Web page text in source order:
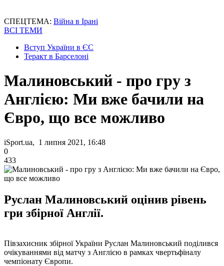
СПЕЦТЕМА: Війна в Ірані
ВСІ ТЕМИ
Вступ України в ЄС
Теракт в Барселоні
Малиновський - про гру з
Англією: Ми вже бачили на
Євро, що все можливо
iSport.ua, 1 липня 2021, 16:48
0
433
Руслан Малиновський оцінив рівень
гри збірної Англії.
Півзахисник збірної України Руслан Малиновський поділився
очікуваннями від матчу з Англією в рамках чвертьфіналу
чемпіонату Європи.